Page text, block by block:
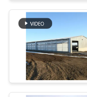
कारखाना
भ्रमण
गुणवत्ता
नियंत्रण
इस्पात